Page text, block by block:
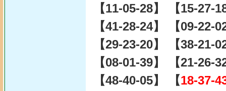
【11-05-28】 【15-27-
【41-28-24】 【09-22-
【29-23-20】 【38-21-
【08-01-39】 【21-26-
【48-40-05】 【18-37-